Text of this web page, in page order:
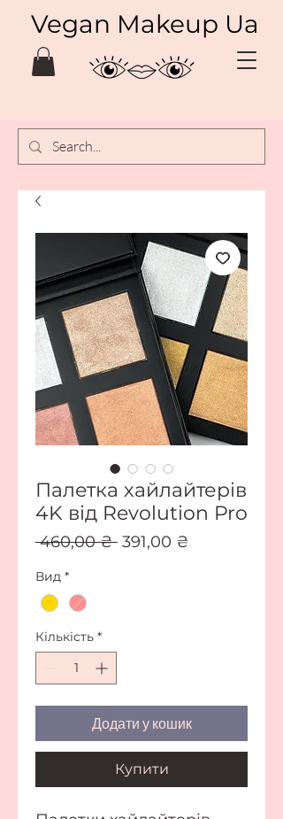
Vegan Makeup Ua
Палетка хайлайтерів
4K від Revolution Pro
460,00 ₴ Звичайна
391,00 ₴
Вид *
Кількість *
Додати у кошик
Купити